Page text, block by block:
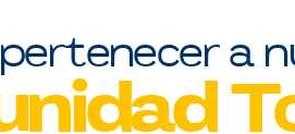
pertenecer a